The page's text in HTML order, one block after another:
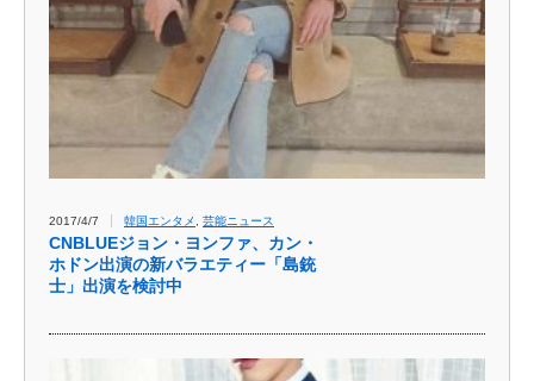
2017/4/7 韓国エンタメ 芸能ニュース
CNBLUEジョン・ヨンファ、カン・
ホドン出演の新バラエティー「島銃
士」出演を検討中